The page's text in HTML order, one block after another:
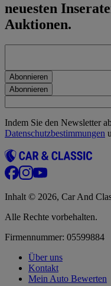
neuesten
Auktionen.
Abonnieren
Abonnieren
Indem Sie den Newsletter
Datenschutzbestimmungen
Inhalt © 2026, Car And
Alle Rechte vorbehalten.
Firmennummer: 05599884
Über uns
Kontakt
Mein Auto Bewerten